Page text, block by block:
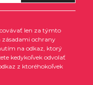
len za týmto
zásadami ochrany
na odkaz, ktorý
kedykoľvek odvolať
z ktoréhokoľvek